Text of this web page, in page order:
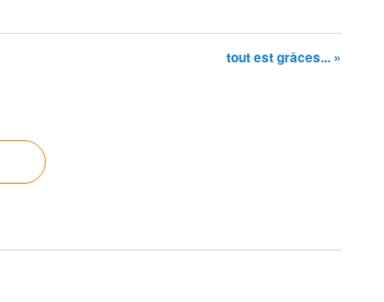
tout est grâces... »